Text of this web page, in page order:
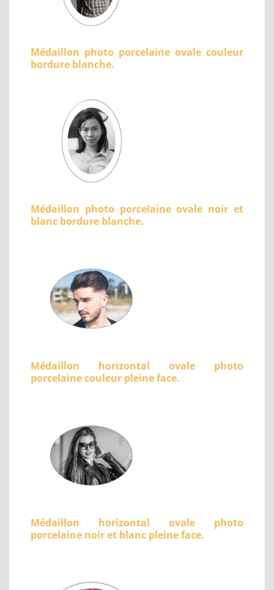
Médaillon photo porcelaine ovale couleur
bordure blanche.
Médaillon photo porcelaine ovale noir et
blanc bordure blanche.
Médaillon horizontal ovale photo
porcelaine couleur pleine face.
Médaillon horizontal ovale photo
porcelaine noir et blanc pleine face.